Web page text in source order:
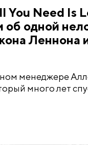
You Need Is
об одной
Леннона
менеджере
много лет